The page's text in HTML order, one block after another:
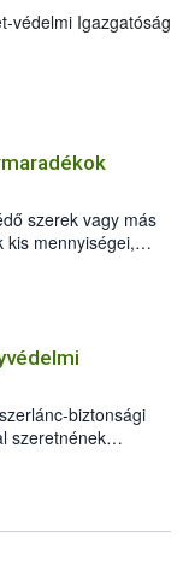
védelmi Igazgatóság
szerek vagy más
kis mennyiségei,
a betakarítást,
Az
is jelen kell
jelen, így nem
nézve.
biztonsági
szeretnének
tevékenységet